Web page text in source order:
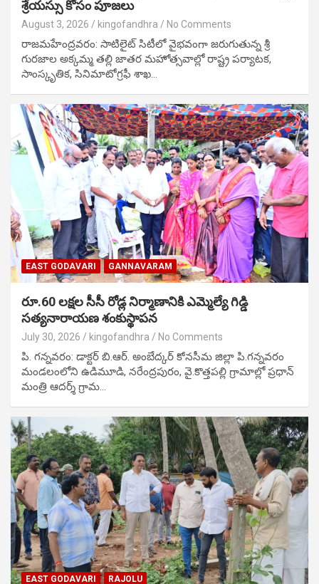
శ్రేయస్సు కోసం పూజలు
August 3, 2026 kingofandhra No Comments
రాజమహేంద్రవరం: సాటిలైట్ సిటీలో వైభవంగా జరుగుతున్న శ్రీ
గురజాల అక్కమ్మ తల్లి జాతర మహోత్సవాల్లో రాష్ట్ర పర్యాటక,
సాంస్కృతిక, సినిమాటోగ్రఫీ శాఖ…
EAST GODAVARI GANNAVARAM
రూ.60 లక్షల సీసీ రోడ్ల నిర్మాణానికి ఎమ్మెల్యే గిడ్డి
సత్యనారాయణ శంకుస్థాపన
July 30, 2026 kingofandhra No Comments
పి. గన్నవరం: డాక్టర్ బి.ఆర్. అంబేద్కర్ కోనసీమ జిల్లా పి.గన్నవరం
మండలంలోని ఉడిమూడి, నరేంద్రపురం, వై.కొత్తపల్లి గ్రామాల్లో ప్రధాన్
మంత్రి ఆదర్శ్ గ్రామ…
EAST GODAVARI RAJOLU